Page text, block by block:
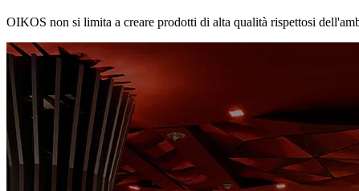
OIKOS non si limita a creare prodotti di alta qualità rispettosi